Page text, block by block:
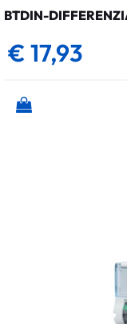
BTDIN-
€ 17,93
Quantità